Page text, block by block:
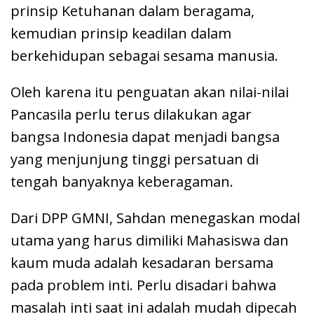
prinsip Ketuhanan dalam beragama,
kemudian prinsip keadilan dalam
berkehidupan sebagai sesama manusia.
Oleh karena itu penguatan akan nilai-nilai
Pancasila perlu terus dilakukan agar
bangsa Indonesia dapat menjadi bangsa
yang menjunjung tinggi persatuan di
tengah banyaknya keberagaman.
Dari DPP GMNI, Sahdan menegaskan modal
utama yang harus dimiliki Mahasiswa dan
kaum muda adalah kesadaran bersama
pada problem inti. Perlu disadari bahwa
masalah inti saat ini adalah mudah dipecah